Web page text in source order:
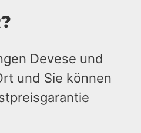
Devese und
und Sie können